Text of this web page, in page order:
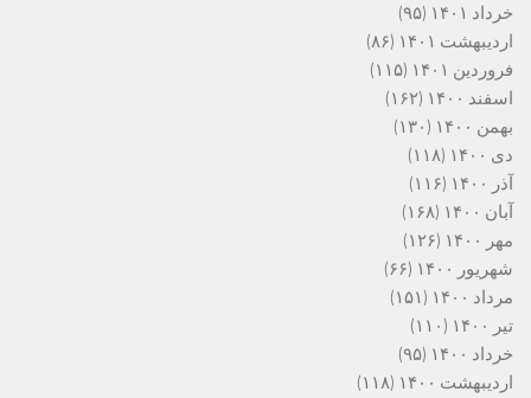
خرداد ۱۴۰۱
(۹۵)
اردیبهشت ۱۴۰۱
(۸۶)
فروردین ۱۴۰۱
(۱۱۵)
اسفند ۱۴۰۰
(۱۶۲)
بهمن ۱۴۰۰
(۱۳۰)
دی ۱۴۰۰
(۱۱۸)
آذر ۱۴۰۰
(۱۱۶)
آبان ۱۴۰۰
(۱۶۸)
مهر ۱۴۰۰
(۱۲۶)
شهریور ۱۴۰۰
(۶۶)
مرداد ۱۴۰۰
(۱۵۱)
تیر ۱۴۰۰
(۱۱۰)
خرداد ۱۴۰۰
(۹۵)
اردیبهشت ۱۴۰۰
(۱۱۸)